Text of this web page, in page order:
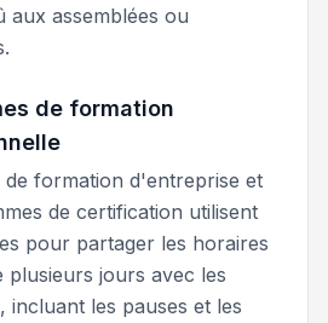
aux assemblées ou
de formation
de formation d'entreprise et
de certification utilisent
pour partager les horaires
plusieurs jours avec les
incluant les pauses et les